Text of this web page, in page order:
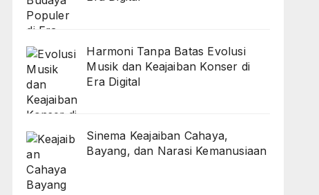
Harmoni Tanpa Batas Evolusi
Musik dan Keajaiban Konser di
Era Digital
Sinema Keajaiban Cahaya,
Bayang, dan Narasi Kemanusiaan